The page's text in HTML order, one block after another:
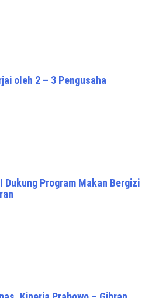
oleh 2 – 3 Pengusaha
Dukung Program Makan Bergizi